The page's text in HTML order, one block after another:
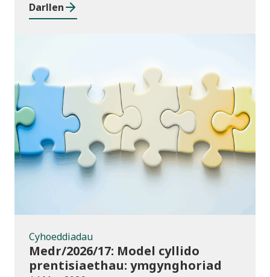
Darllen
Cyhoeddiadau
Cyhoeddiadau
Medr/2026/17: Model cyllido
prentisiaethau: ymgynghoriad